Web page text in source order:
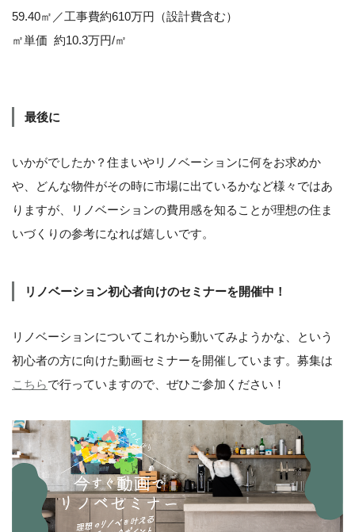
59.40㎡／工事費約610万円（設計費含む）
㎡単価 約10.3万円/㎡
最後に
いかがでしたか？住まいやリノベーションに何をお求めか
や、どんな物件がその時に市場に出ているかなど様々ではあ
りますが、リノベーションの費用感を知ることが理想の住ま
いづくりの参考になれば嬉しいです。
リノベーション初心者向けのセミナーを開催中！
リノベーションについてこれから動いてみようかな、という
初心者の方に向けた動画セミナーを開催しています。募集は
こちらで行っていますので、ぜひご参加ください！